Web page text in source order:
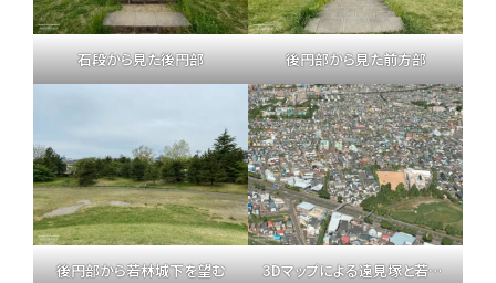
石段から見た後円部 後円部から見た前方部
後円部から若林城下を望む 3Dマップによる遠見塚と若林城跡